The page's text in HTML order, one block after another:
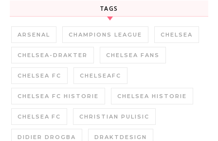
TAGS
ARSENAL CHAMPIONS LEAGUE CHELSEA
CHELSEA-DRAKTER CHELSEA FANS
CHELSEA FC CHELSEAFC
CHELSEA FC HISTORIE CHELSEA HISTORIE
CHELSEA FC CHRISTIAN PULISIC
DIDIER DROGBA DRAKTDESIGN